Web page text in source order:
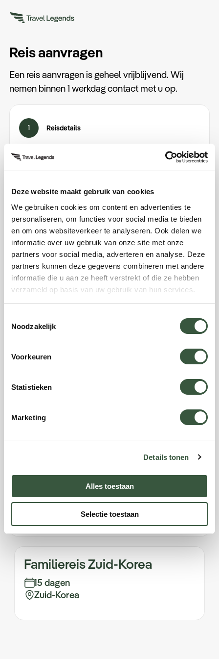
Deze website maakt gebruik van cookies
We gebruiken cookies om content en advertenties te
personaliseren, om functies voor social media te bieden
en om ons websiteverkeer te analyseren. Ook delen we
informatie over uw gebruik van onze site met onze
partners voor social media, adverteren en analyse. Deze
partners kunnen deze gegevens combineren met andere
informatie die u aan ze heeft verstrekt of die ze hebben
verzameld op basis van uw gebruik van hun services.
Noodzakelijk
Voorkeuren
Statistieken
Marketing
Details tonen
Alles toestaan
Selectie toestaan
Reis aanvragen
Een reis aanvragen is geheel vrijblijvend. Wij
nemen binnen 1 werkdag contact met u op.
1 Reisdetails
Email*
Vertrekdatum
Datum kiezen
Flexibel
Tieners*
Kinderen
Volgende
Familiereis Zuid-Korea
15 dagen
Zuid-Korea